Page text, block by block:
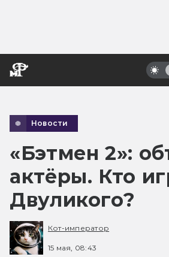
Новости
«Бэтмен 2»:
актёры. Кто
Двуликого?
Кот-император
15 мая, 08:43